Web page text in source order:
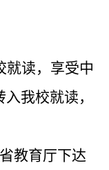
就读，享受中
我校就读，
教育厅下达